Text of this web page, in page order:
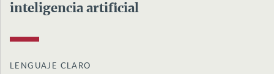
inteligencia artificial
LENGUAJE CLARO